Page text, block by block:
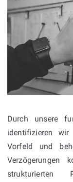
Durch unsere
identifizieren
Vorfeld und
Verzögerungen
strukturierten